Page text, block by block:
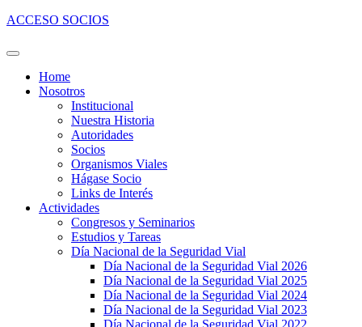
ACCESO SOCIOS
Home
Nosotros
Institucional
Nuestra Historia
Autoridades
Socios
Organismos Viales
Hágase Socio
Links de Interés
Actividades
Congresos y Seminarios
Estudios y Tareas
Día Nacional de la Seguridad Vial
Día Nacional de la Seguridad Vial 2026
Día Nacional de la Seguridad Vial 2025
Día Nacional de la Seguridad Vial 2024
Día Nacional de la Seguridad Vial 2023
Día Nacional de la Seguridad Vial 2022